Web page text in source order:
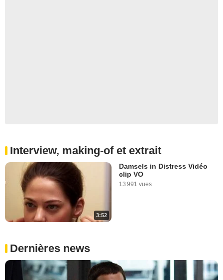
Interview, making-of et extrait
3:52
Damsels in Distress Vidéo
clip VO
13 991 vues
Dernières news